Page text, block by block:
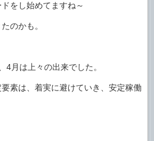
をし始めてますね～
のかも。
4月は上々の出来でした。
素は、着実に避けていき、安定稼働